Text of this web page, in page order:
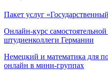
Пакет услуг
Онлайн-курс
штудиенколлеги Германии
Немецкий и математика для
онлайн в мини-группах